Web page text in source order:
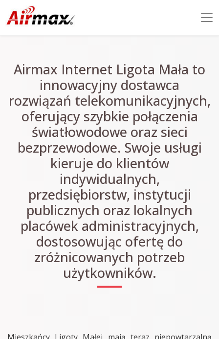
Airmax Internet Ligota Mała to
innowacyjny dostawca
rozwiązań telekomunikacyjnych,
oferujący szybkie połączenia
światłowodowe oraz sieci
bezprzewodowe. Swoje usługi
kieruje do klientów
indywidualnych,
przedsiębiorstw, instytucji
publicznych oraz lokalnych
placówek administracyjnych,
dostosowując ofertę do
zróżnicowanych potrzeb
użytkowników.